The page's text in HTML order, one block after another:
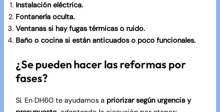
Instalación eléctrica.
Fontanería oculta.
Ventanas si hay fugas térmicas o ruido.
Baño o cocina si están anticuados o poco funcionales.
¿Se pueden hacer las reformas por
fases?
Sí. En DH60 te ayudamos a priorizar según urgencia y